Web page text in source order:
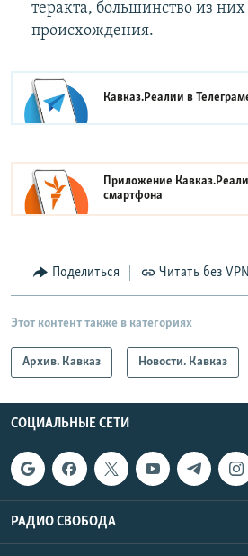
теракта, большинство из них
происхождения.
Кавказ.Реалии в
Приложение
смартфона
Поделиться Читать без VPN
Этот контент также в категориях
Архив. Кавказ Новости. Кавказ
СОЦИАЛЬНЫЕ СЕТИ
РАДИО СВОБОДА